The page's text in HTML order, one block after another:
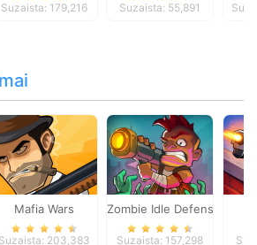
Suzaista: 179,216 Suzaista: 55,891
Mafia Wars
Suzaista: 203,383
Zombie Idle Defense
Suzaista: 157,298